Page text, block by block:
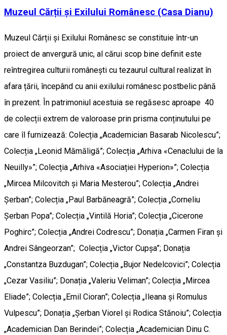
Muzeul Cărții și Exilului Românesc (Casa Dianu)
Muzeul Cărții și Exilului Românesc se constituie într-un
proiect de anvergură unic, al cărui scop bine definit este
reîntregirea culturii românești cu tezaurul cultural realizat în
afara țării, începând cu anii exilului românesc postbelic până
în prezent. În patrimoniul acestuia se regăsesc aproape 40
de colecții extrem de valoroase prin prisma conținutului pe
care îl furnizează: Colecția „Academician Basarab Nicolescu”;
Colecția „Leonid Mămăligă”; Colecția „Arhiva «Cenaclului de la
Neuilly»”; Colecția „Arhiva «Asociației Hyperion»”; Colecția
„Mircea Milcovitch și Maria Mesterou”; Colecția „Andrei
Șerban”; Colecția „Paul Barbăneagră”; Colecția „Corneliu
Șerban Popa”; Colecția „Vintilă Horia”; Colecția „Cicerone
Poghirc”; Colecția „Andrei Codrescu”; Donația „Carmen Firan și
Andrei Sângeorzan”; Colecția „Victor Cupșa”; Donația
„Constantza Buzdugan”; Colecția „Bujor Nedelcovici”; Colecția
„Cezar Vasiliu”; Donația „Valeriu Veliman”; Colecția „Mircea
Eliade”; Colecția „Emil Cioran”; Colecția „Ileana și Romulus
Vulpescu”; Donația „Șerban Viorel și Rodica Stănoiu”; Colecția
„Academician Dan Berindei”; Colecția „Academician Dinu C.